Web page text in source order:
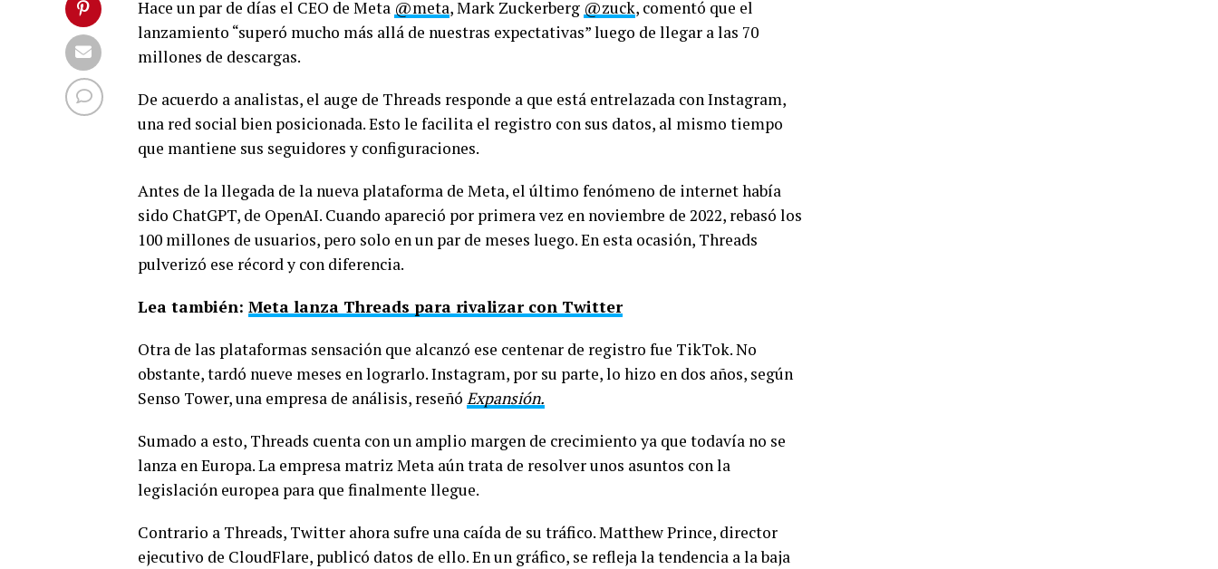
Hace un par de días el CEO de Meta @meta, Mark Zuckerberg @zuck, comentó que el
lanzamiento “superó mucho más allá de nuestras expectativas” luego de llegar a las 70
millones de descargas.
De acuerdo a analistas, el auge de Threads responde a que está entrelazada con Instagram,
una red social bien posicionada. Esto le facilita el registro con sus datos, al mismo tiempo
que mantiene sus seguidores y configuraciones.
Antes de la llegada de la nueva plataforma de Meta, el último fenómeno de internet había
sido ChatGPT, de OpenAI. Cuando apareció por primera vez en noviembre de 2022, rebasó los
100 millones de usuarios, pero solo en un par de meses luego. En esta ocasión, Threads
pulverizó ese récord y con diferencia.
Lea también: Meta lanza Threads para rivalizar con Twitter
Otra de las plataformas sensación que alcanzó ese centenar de registro fue TikTok. No
obstante, tardó nueve meses en lograrlo. Instagram, por su parte, lo hizo en dos años, según
Senso Tower, una empresa de análisis, reseñó Expansión.
Sumado a esto, Threads cuenta con un amplio margen de crecimiento ya que todavía no se
lanza en Europa. La empresa matriz Meta aún trata de resolver unos asuntos con la
legislación europea para que finalmente llegue.
Contrario a Threads, Twitter ahora sufre una caída de su tráfico. Matthew Prince, director
ejecutivo de CloudFlare, publicó datos de ello. En un gráfico, se refleja la tendencia a la baja